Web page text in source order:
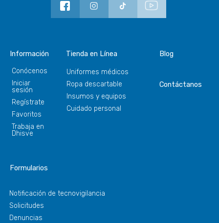
Información
Conócenos
Iniciar
sesión
Regístrate
Favoritos
Trabaja en
Dhisve
Tienda en Línea
Uniformes médicos
Ropa descartable
Insumos y equipos
Cuidado personal
Blog
Contáctanos
Formularios
Notificación de tecnovigilancia
Solicitudes
Denuncias